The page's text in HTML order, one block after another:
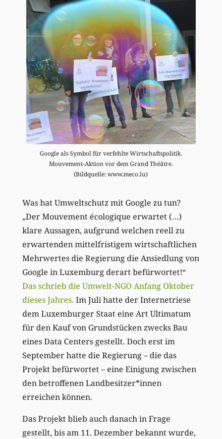
Google als Symbol für verfehlte Wirtschaftspolitik.
Mouvement-Aktion vor dem Grand Théâtre.
(Bildquelle: www.meco.lu)
Was hat Umweltschutz mit Google zu tun?
„Der Mouvement écologique erwartet (…)
klare Aussagen, aufgrund welchen reell zu
erwartenden mittelfristigem wirtschaftlichen
Mehrwertes die Regierung die Ansiedlung von
Google in Luxemburg derart befürwortet!“
Das schrieb die Umwelt-NGO Anfang Oktober
dieses Jahres. Im Juli hatte der Internetriese
dem Luxemburger Staat eine Art Ultimatum
für den Kauf von Grundstücken zwecks Bau
eines Data Centers gestellt. Doch erst im
September hatte die Regierung – die das
Projekt befürwortet – eine Einigung zwischen
den betroffenen Landbesitzer*innen
erreichen können.
Das Projekt blieb auch danach in Frage
gestellt, bis am 11. Dezember bekannt wurde,